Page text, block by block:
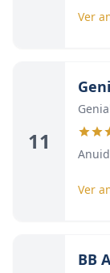
Ver
11
Ver
BB